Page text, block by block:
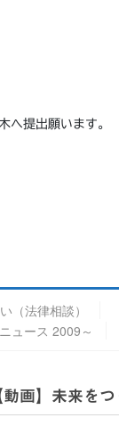
へ提出願います。
（法律相談）
ュース 2009～
動画】未来をつ